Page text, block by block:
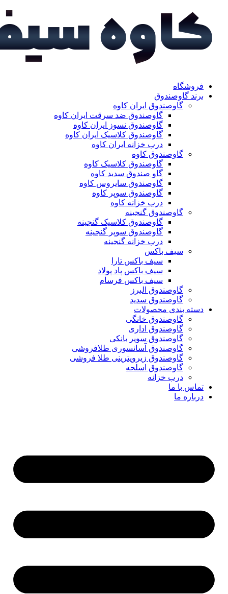
فروشگاه
برند گاوصندوق
گاوصندوق ایران کاوه
گاوصندوق ضد سرقت ایران کاوه
گاوصندوق نسوز ایران کاوه
گاوصندوق کلاسیک ایران کاوه
درب خزانه ایران کاوه
گاوصندوق کاوه
گاوصندوق کلاسیک کاوه
گاو صندوق سدید کاوه
گاوصندوق سایروس کاوه
گاوصندوق سوپر کاوه
درب خزانه کاوه
گاوصندوق گنجینه
گاوصندوق کلاسیک گنجینه
گاوصندوق سوپر گنجینه
درب خزانه گنجینه
سیف باکس
سیف باکس تارا
سیف باکس پاد پولاد
سیف باکس فرسام
گاوصندوق البرز
گاوصندوق سدید
دسته بندی محصولات
گاوصندوق خانگی
گاوصندوق اداری
گاوصندوق سوپر بانکی
گاوصندوق آسانسوری طلافروشی
گاوصندوق زیرویترینی طلا فروشی
گاوصندوق اسلحه
درب خزانه
تماس با ما
درباره ما